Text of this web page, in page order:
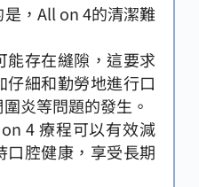
，All on 4的清潔難
能存在縫隙，這要求
仔細和勤勞地進行口
炎等問題的發生。
4 療程可以有效減
口腔健康，享受長期